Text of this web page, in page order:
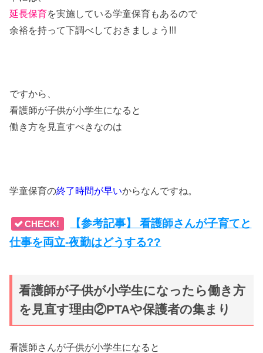
延長保育を実施している学童保育もあるので
余裕を持って下調べしておきましょう!!!
ですから、
看護師が子供が小学生になると
働き方を見直すべきなのは
学童保育の終了時間が早いからなんですね。
CHECK!
【参考記事】 看護師さんが子育てと
仕事を両立-夜勤はどうする??
看護師が子供が小学生になったら働き方
を見直す理由②PTAや保護者の集まり
看護師さんが子供が小学生になると